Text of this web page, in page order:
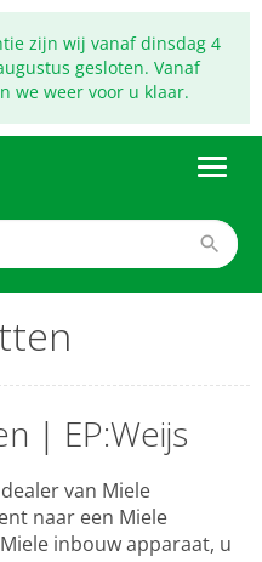
zijn wij vanaf dinsdag 4
gesloten. Vanaf
we weer voor u klaar.
| EP:Weijs
van Miele
naar een Miele
inbouw apparaat, u